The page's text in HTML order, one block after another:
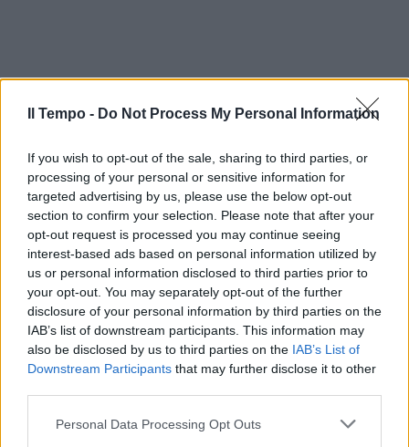
Il Tempo - Do Not Process My Personal Information
If you wish to opt-out of the sale, sharing to third parties, or
processing of your personal or sensitive information for
targeted advertising by us, please use the below opt-out
section to confirm your selection. Please note that after your
opt-out request is processed you may continue seeing
interest-based ads based on personal information utilized by
us or personal information disclosed to third parties prior to
your opt-out. You may separately opt-out of the further
disclosure of your personal information by third parties on the
IAB’s list of downstream participants. This information may
also be disclosed by us to third parties on the IAB’s List of
Downstream Participants that may further disclose it to other
Personal Data Processing Opt Outs